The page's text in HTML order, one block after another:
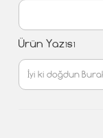
Ürün Yazısı